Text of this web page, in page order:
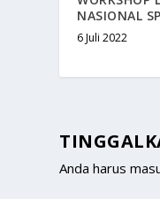
NASIONAL
6 Juli 2022
Anda harus